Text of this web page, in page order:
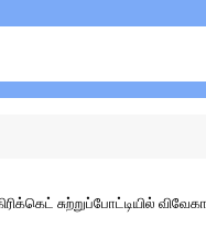
சுற்றுப்போட்டியில்